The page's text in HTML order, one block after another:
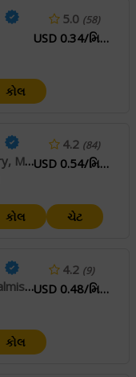
5.0 (58)
USD 0.34/મિનિટ
કોલ
Vedic, Prashna / Horary, Muhurta
4.2 (84)
USD 0.54/મિનિટ
કોલ ચેટ
Vastu, Numerology, Palmistry
4.2 (9)
USD 0.48/મિનિટ
કોલ